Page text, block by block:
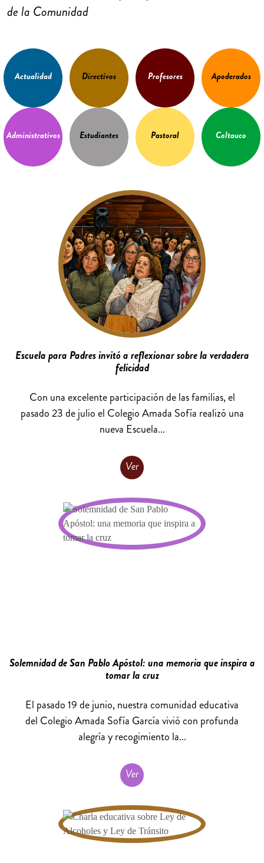
de la Comunidad
Actualidad Directivos Profesores Apoderados
Administrativos Estudiantes Pastoral Coltauco
Escuela para Padres invitó a reflexionar sobre la verdadera
felicidad
Con una excelente participación de las familias, el
pasado 23 de julio el Colegio Amada Sofía realizó una
nueva Escuela...
Ver
Solemnidad de San Pablo Apóstol: una memoria que inspira a
tomar la cruz
El pasado 19 de junio, nuestra comunidad educativa
del Colegio Amada Sofía García vivió con profunda
alegría y recogimiento la...
Ver